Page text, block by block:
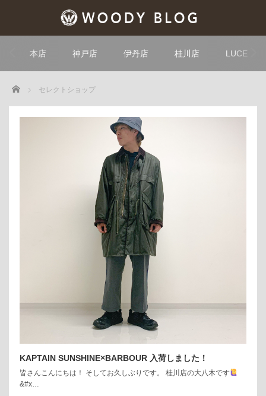
本店 神戸店 伊丹店 桂川店 LUCE
Home セレクトショップ
KAPTAIN SUNSHINE×BARBOUR 入荷しました！
皆さんこんにちは！ そしてお久しぶりです。 桂川店の大八木です
&#x…